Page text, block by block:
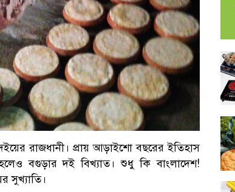
রাজধানী। প্রায় আড়াইশো বছরের ইতিহাস
বগুড়ার দই বিখ্যাত। শুধু কি বাংলাদেশ!
সুখ্যাতি।